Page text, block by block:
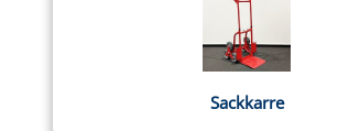
Sackkarre